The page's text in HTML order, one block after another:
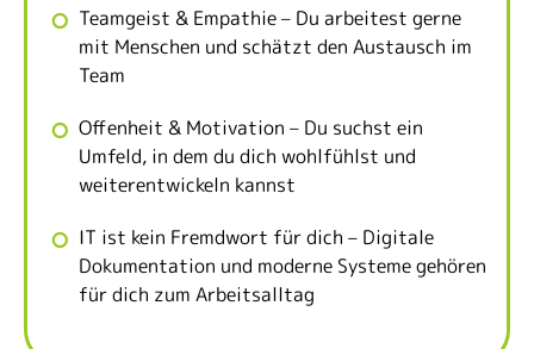
Teamgeist & Empathie – Du arbeitest gerne
mit Menschen und schätzt den Austausch im
Team
Offenheit & Motivation – Du suchst ein
Umfeld, in dem du dich wohlfühlst und
weiterentwickeln kannst
IT ist kein Fremdwort für dich – Digitale
Dokumentation und moderne Systeme gehören
für dich zum Arbeitsalltag